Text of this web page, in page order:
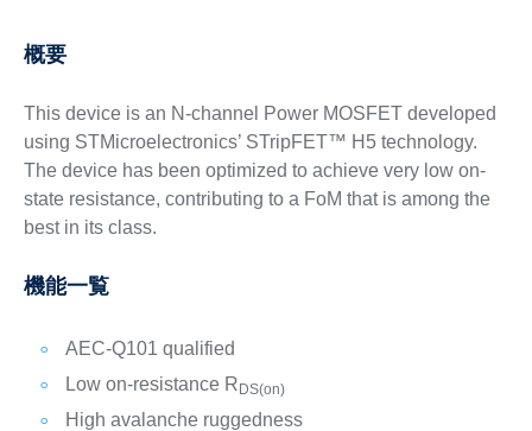
概要
This device is an N-channel Power MOSFET developed
using STMicroelectronics’ STripFET™ H5 technology.
The device has been optimized to achieve very low on-
state resistance, contributing to a FoM that is among the
best in its class.
機能一覧
AEC-Q101 qualified
Low on-resistance R DS(on)
High avalanche ruggedness